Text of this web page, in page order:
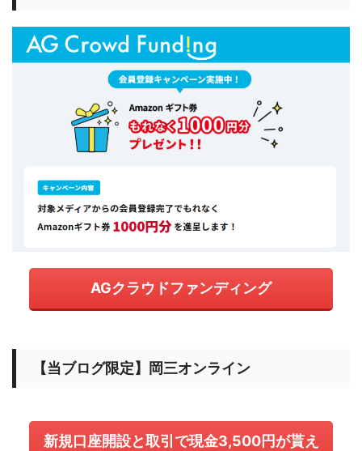
AGクラウドファンディング
【当ブログ限定】岡三オンライン
新規口座開設と取引で現金3,500円が貰え